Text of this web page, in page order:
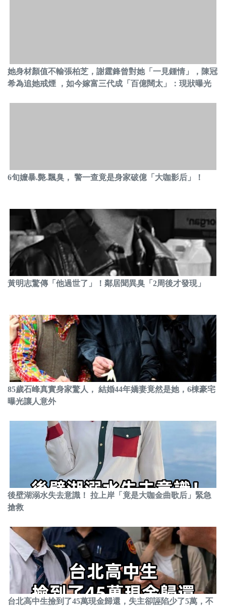
她身材顏值不輸張柏芝，謝霆鋒曾對她「一見鍾情」，陳冠
希為追她戒煙 ，如今嫁富三代成「百億闊太」：現狀曝光
6旬嬤暴.斃.飄臭， 警一查竟是身家破億「大咖影后」！
黃明志驚傳「他過世了」！鄰居聞異臭「2周後才發現」
85歲石峰真實身家驚人， 結婚44年嬌妻竟然是她，6棟豪宅
曝光讓人意外
後壁湖溺水失去意識！ 拉上岸「竟是大咖金曲歌后」緊急
搶救
台北高中生撿到了45萬現金歸還，失主卻誣陷少了5萬，不